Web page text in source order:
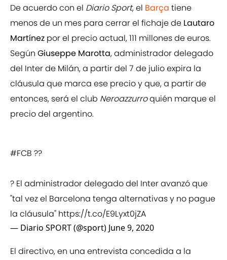
De acuerdo con el Diario Sport, el Barça tiene
menos de un mes para cerrar el fichaje de Lautaro
Martínez por el precio actual, 111 millones de euros.
Según Giuseppe Marotta, administrador delegado
del Inter de Milán, a partir del 7 de julio expira la
cláusula que marca ese precio y que, a partir de
entonces, será el club Neroazzurroquién marque el
precio del argentino.
#FCB ??
? El administrador delegado del Inter avanzó que
"tal vez el Barcelona tenga alternativas y no pague
la cláusula" https://t.co/E9Lyxt0jZA
— Diario SPORT (@sport) June 9, 2020
El directivo, en una entrevista concedida a la